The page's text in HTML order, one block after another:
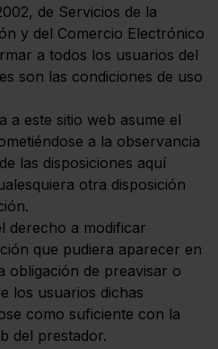
de Servicios de la
y del Comercio Electrónico
a todos los usuarios del
son las condiciones de uso
a este sitio web asume el
a la observancia
las disposiciones aquí
otra disposición
derecho a modificar
que pudiera aparecer en
obligación de preavisar o
los usuarios dichas
como suficiente con la
del prestador.